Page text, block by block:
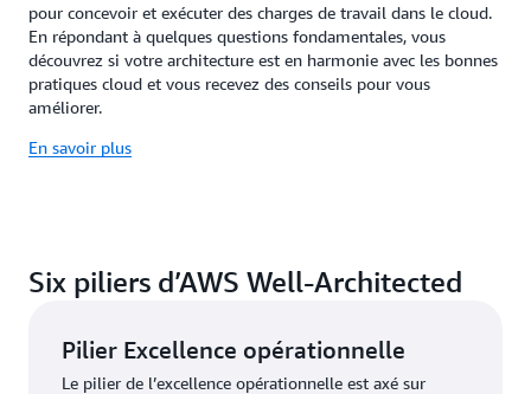
pour concevoir et exécuter des charges de travail dans le cloud.
En répondant à quelques questions fondamentales, vous
découvrez si votre architecture est en harmonie avec les bonnes
pratiques cloud et vous recevez des conseils pour vous
améliorer.
En savoir plus
Six piliers d’AWS Well-Architected
Pilier Excellence opérationnelle
Le pilier de l’excellence opérationnelle est axé sur